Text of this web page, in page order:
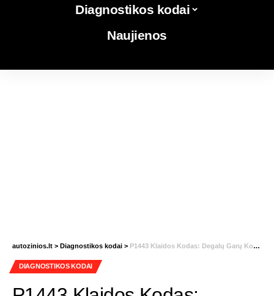
Diagnostikos kodai
Naujienos
autozinios.lt > Diagnostikos kodai > P1443 Klaidos Kodas: Degalų Garų Kontrolės Sistema – Ventiliacijos Vožtuvo Kontrolės Gedimas
DIAGNOSTIKOS KODAI